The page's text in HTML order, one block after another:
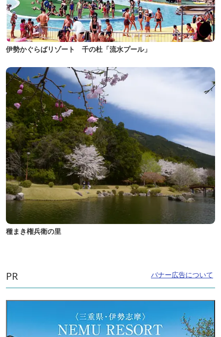
伊勢かぐらばリゾート 千の杜「流水プール」
種まき権兵衛の里
PR バナー広告について